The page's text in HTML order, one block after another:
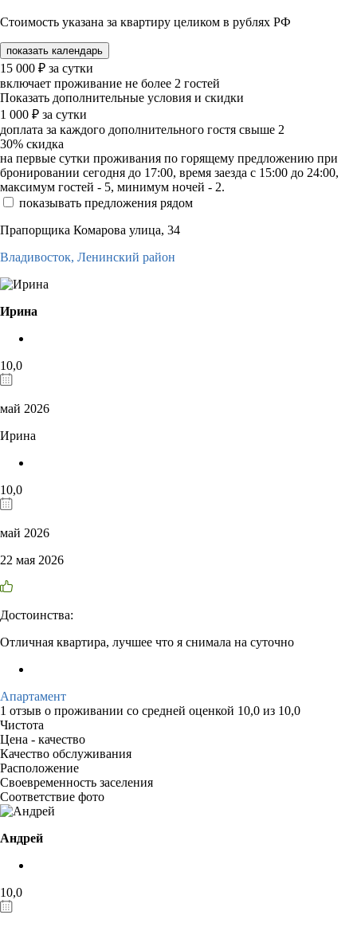
Стоимость указана за квартиру целиком в рублях РФ
показать календарь
15 000 ₽ за сутки
включает проживание не более 2 гостей
Показать дополнительные условия и скидки
1 000 ₽ за сутки
доплата за каждого дополнительного гостя свыше 2
30% скидка
на первые сутки проживания по горящему предложению при
бронировании сегодня до 17:00, время заезда с 15:00 до 24:00,
максимум гостей - 5, минимум ночей - 2.
показывать предложения рядом
Прапорщика Комарова улица, 34
Владивосток, Ленинский район
Ирина
10,0
май 2026
Ирина
10,0
май 2026
22 мая 2026
Достоинства:
Отличная квартира, лучшее что я снимала на суточно
Апартамент
1 отзыв о проживании со средней оценкой 10,0 из 10,0
Чистота
Цена - качество
Качество обслуживания
Расположение
Своевременность заселения
Соответствие фото
Андрей
10,0